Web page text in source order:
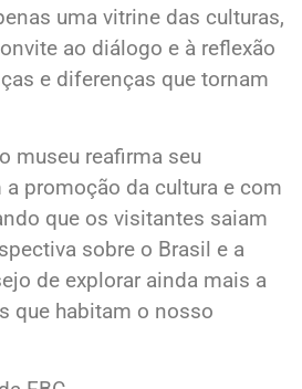
uma vitrine das culturas,
ao diálogo e à reflexão
e diferenças que tornam
museu reafirma seu
promoção da cultura e com
que os visitantes saiam
sobre o Brasil e a
de explorar ainda mais a
que habitam o nosso